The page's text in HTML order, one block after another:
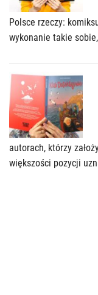
Polsce rzeczy:
wykonanie takie
autorach, którzy
większości pozycji